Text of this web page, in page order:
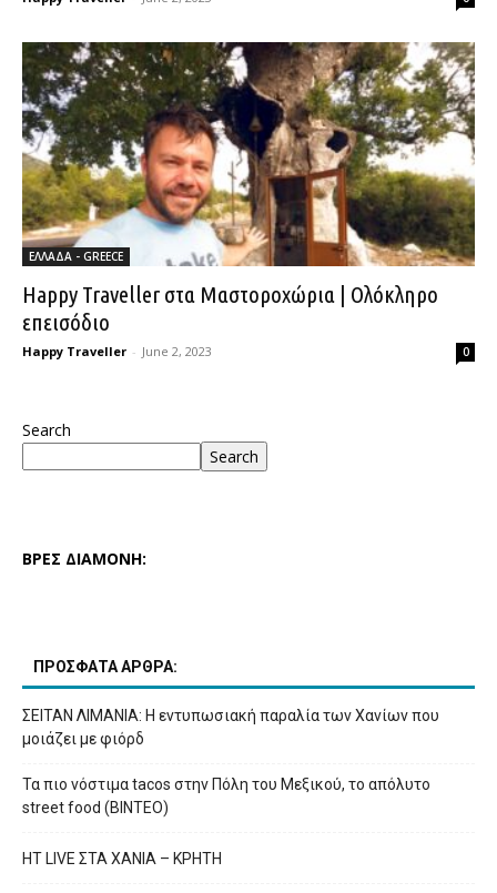
ΕΛΛΑΔΑ - GREECE
Happy Traveller στα Μαστοροχώρια | Ολόκληρο
επεισόδιο
Happy Traveller - June 2, 2023 0
Search
Search
ΒΡΕΣ ΔΙΑΜΟΝΗ:
ΠΡΟΣΦΑΤΑ ΑΡΘΡΑ:
ΣΕΙΤΑΝ ΛΙΜΑΝΙΑ: Η εντυπωσιακή παραλία των Χανίων που
μοιάζει με φιόρδ
Τα πιο νόστιμα tacos στην Πόλη του Μεξικού, το απόλυτο
street food (ΒΙΝΤΕΟ)
HT LIVE ΣΤΑ ΧΑΝΙΑ – ΚΡΗΤΗ